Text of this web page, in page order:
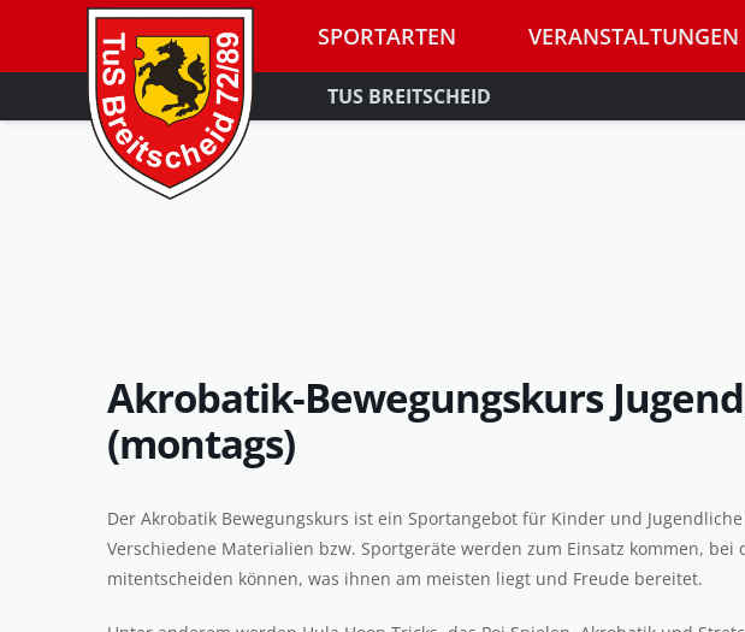
SPORTARTEN VERANSTALTUNGEN
TUS BREITSCHEID
Akrobatik-Bewegungskurs
(montags)
Der Akrobatik Bewegungskurs ist ein Sportangebot für Kinder und
Verschiedene Materialien bzw. Sportgeräte werden zum Einsatz kommen, bei
mitentscheiden können, was ihnen am meisten liegt und Freude bereitet.